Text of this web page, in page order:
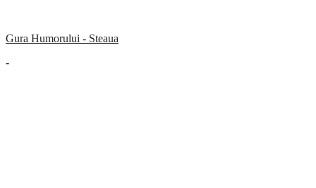
Gura Humorului - Steaua
-